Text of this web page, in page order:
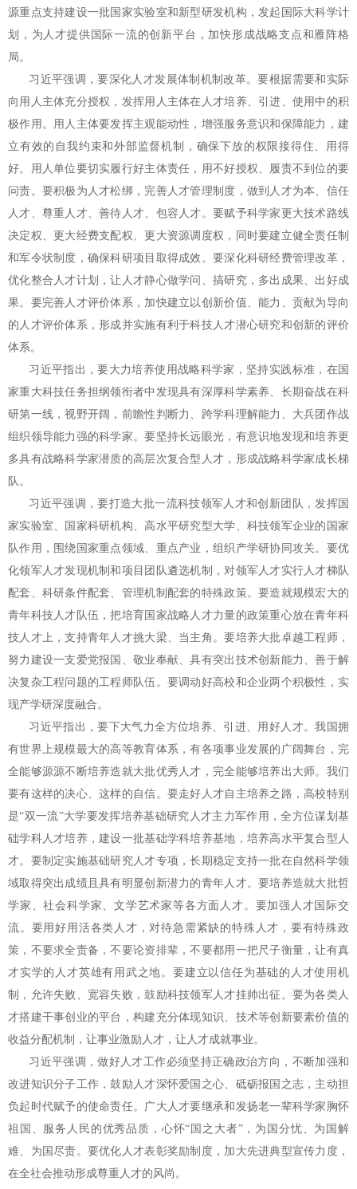
源重点支持建设一批国家实验室和新型研发机构，发起国际大科学计
划，为人才提供国际一流的创新平台，加快形成战略支点和雁阵格
局。
习近平强调，要深化人才发展体制机制改革。要根据需要和实际
向用人主体充分授权，发挥用人主体在人才培养、引进、使用中的积
极作用。用人主体要发挥主观能动性，增强服务意识和保障能力，建
立有效的自我约束和外部监督机制，确保下放的权限接得住、用得
好。用人单位要切实履行好主体责任，用不好授权、履责不到位的要
问责。要积极为人才松绑，完善人才管理制度，做到人才为本、信任
人才、尊重人才、善待人才、包容人才。要赋予科学家更大技术路线
决定权、更大经费支配权、更大资源调度权，同时要建立健全责任制
和军令状制度，确保科研项目取得成效。要深化科研经费管理改革，
优化整合人才计划，让人才静心做学问、搞研究，多出成果、出好成
果。要完善人才评价体系，加快建立以创新价值、能力、贡献为导向
的人才评价体系，形成并实施有利于科技人才潜心研究和创新的评价
体系。
习近平指出，要大力培养使用战略科学家，坚持实践标准，在国
家重大科技任务担纲领衔者中发现具有深厚科学素养、长期奋战在科
研第一线，视野开阔，前瞻性判断力、跨学科理解能力、大兵团作战
组织领导能力强的科学家。要坚持长远眼光，有意识地发现和培养更
多具有战略科学家潜质的高层次复合型人才，形成战略科学家成长梯
队。
习近平强调，要打造大批一流科技领军人才和创新团队，发挥国
家实验室、国家科研机构、高水平研究型大学、科技领军企业的国家
队作用，围绕国家重点领域、重点产业，组织产学研协同攻关。要优
化领军人才发现机制和项目团队遴选机制，对领军人才实行人才梯队
配套、科研条件配套、管理机制配套的特殊政策。要造就规模宏大的
青年科技人才队伍，把培育国家战略人才力量的政策重心放在青年科
技人才上，支持青年人才挑大梁、当主角。要培养大批卓越工程师，
努力建设一支爱党报国、敬业奉献、具有突出技术创新能力、善于解
决复杂工程问题的工程师队伍。要调动好高校和企业两个积极性，实
现产学研深度融合。
习近平指出，要下大气力全方位培养、引进、用好人才。我国拥
有世界上规模最大的高等教育体系，有各项事业发展的广阔舞台，完
全能够源源不断培养造就大批优秀人才，完全能够培养出大师。我们
要有这样的决心、这样的自信。要走好人才自主培养之路，高校特别
是“双一流”大学要发挥培养基础研究人才主力军作用，全方位谋划基
础学科人才培养，建设一批基础学科培养基地，培养高水平复合型人
才。要制定实施基础研究人才专项，长期稳定支持一批在自然科学领
域取得突出成绩且具有明显创新潜力的青年人才。要培养造就大批哲
学家、社会科学家、文学艺术家等各方面人才。要加强人才国际交
流。要用好用活各类人才，对待急需紧缺的特殊人才，要有特殊政
策，不要求全责备，不要论资排辈，不要都用一把尺子衡量，让有真
才实学的人才英雄有用武之地。要建立以信任为基础的人才使用机
制，允许失败、宽容失败，鼓励科技领军人才挂帅出征。要为各类人
才搭建干事创业的平台，构建充分体现知识、技术等创新要素价值的
收益分配机制，让事业激励人才，让人才成就事业。
习近平强调，做好人才工作必须坚持正确政治方向，不断加强和
改进知识分子工作，鼓励人才深怀爱国之心、砥砺报国之志，主动担
负起时代赋予的使命责任。广大人才要继承和发扬老一辈科学家胸怀
祖国、服务人民的优秀品质，心怀“国之大者”，为国分忧、为国解
难、为国尽责。要优化人才表彰奖励制度，加大先进典型宣传力度，
在全社会推动形成尊重人才的风尚。